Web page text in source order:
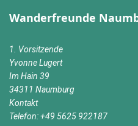
Wanderfreunde
1. Vorsitzende
Yvonne Lugert
Im Hain 39
34311 Naumburg
Kontakt
Telefon: +49 5625 922187